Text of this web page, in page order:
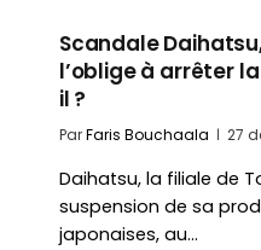
Scandale
l’oblige à arrêter
il ?
ParFaris Bouchaala 27
Daihatsu, la filiale de
suspension de sa
japonaises, au…